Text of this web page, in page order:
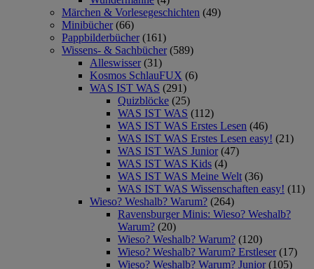
Märchen & Vorlesegeschichten (49)
Minibücher (66)
Pappbilderbücher (161)
Wissens- & Sachbücher (589)
Alleswisser (31)
Kosmos SchlauFUX (6)
WAS IST WAS (291)
Quizblöcke (25)
WAS IST WAS (112)
WAS IST WAS Erstes Lesen (46)
WAS IST WAS Erstes Lesen easy! (21)
WAS IST WAS Junior (47)
WAS IST WAS Kids (4)
WAS IST WAS Meine Welt (36)
WAS IST WAS Wissenschaften easy! (11)
Wieso? Weshalb? Warum? (264)
Ravensburger Minis: Wieso? Weshalb?
Warum? (20)
Wieso? Weshalb? Warum? (120)
Wieso? Weshalb? Warum? Erstleser (17)
Wieso? Weshalb? Warum? Junior (105)